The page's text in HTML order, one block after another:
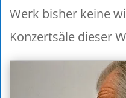
Werk bisher keine
Konzertsäle dieser